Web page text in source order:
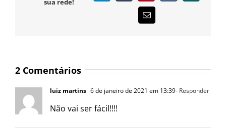
sua rede!
E-
mail
2 Comentários
luiz martins 6 de janeiro de 2021 em 13:39- Responder
Não vai ser fácil!!!!